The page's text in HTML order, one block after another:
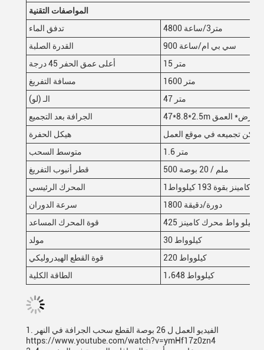
المواصفات التقنية
تدفق الماء
4800 متر3/ساعة
القدرة الصلبة
900 سي بي ام/ساعة
أعلى عمق الحفر 45 درجة
15 متر
مسافة التفريغ
1600 متر
الـ (لو)
47 متر
الجرافة بعد التجميع
العرض* العمق
هيكل الحفرة
ويمكن تجميعه في موقع العمل
متوسط السحب
1.6 متر
قطر أنبوب التفريغ
500 ملم / 20 بوصة
المحرك الرئيسي
كامينز بقوة 193 كيلوواط
سرعة الدوران
1800 دورة/دقيقة
قوة المحرك المساعد
425 كيلو واط محرك كامينز
مولد
30 كيلوواط
قوة القطع الهيدروليكي
220 كيلوواط
الطاقة الكلية
1،648 كيلوواط
1. الفيديو العمل ل 26 بوصة القطع سحب الجرافة في النهر
https://www.youtube.com/watch?v=ymHf17z0zn4